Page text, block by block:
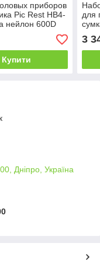
приборов
Pic Rest НВ4-
нейлон 600D
коричневым
Купити
для
3
Дніпро, Україна